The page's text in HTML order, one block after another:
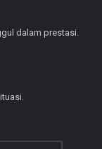
dalam prestasi.